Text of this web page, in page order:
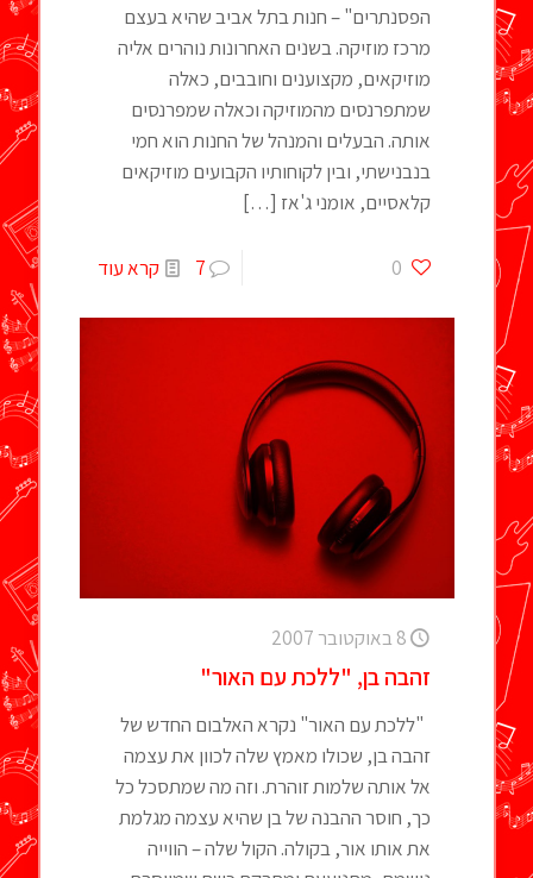
הפסנתרים" – חנות בתל אביב שהיא בעצם
מרכז מוזיקה. בשנים האחרונות נוהרים אליה
מוזיקאים, מקצוענים וחובבים, כאלה
שמתפרנסים מהמוזיקה וכאלה שמפרנסים
אותה. הבעלים והמנהל של החנות הוא חמי
בנבנישתי, ובין לקוחותיו הקבועים מוזיקאים
קלאסיים, אומני ג'אז […]
0
7 קרא עוד
8 באוקטובר 2007
זהבה בן, "ללכת עם האור"
"ללכת עם האור" נקרא האלבום החדש של
זהבה בן, שכולו מאמץ שלה לכוון את עצמה
אל אותה שלמות זוהרת. וזה מה שמתסכל כל
כך, חוסר ההבנה של בן שהיא עצמה מגלמת
את אותו אור, בקולה. הקול שלה – הווייה